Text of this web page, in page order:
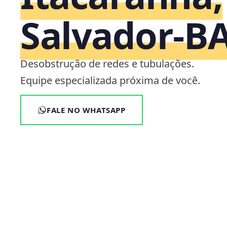
Desobstrução de redes e tubulações.
Equipe especializada próxima de você.
FALE NO WHATSAPP